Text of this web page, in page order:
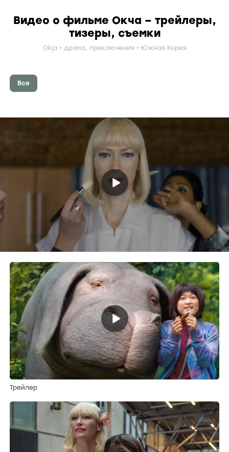
Видео о фильме Окча – трейлеры,
тизеры, съемки
Okja драма, приключения Южная Корея
Все
Трейлер